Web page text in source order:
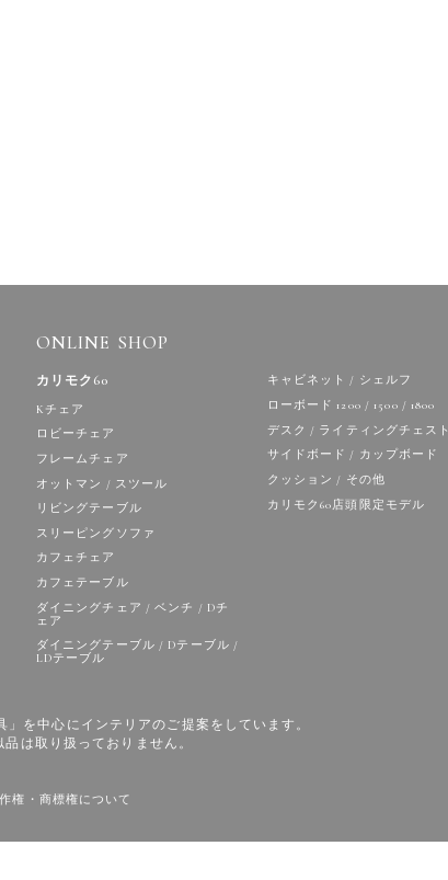
ONLINE SHOP
カリモク60
Kチェア
ロビーチェア
フレームチェア
オットマン / スツール
リビングテーブル
スリーピングソファ
カフェチェア
カフェテーブル
ダイニングチェア / ベンチ / Dチ
ェア
ダイニングテーブル / Dテーブル /
LDテーブル
キャビネット / シェルフ
ローボード 1200 / 1500 / 1800
デスク / ライティングチェスト
サイドボード / カップボード
クッション / その他
カリモク60店頭限定モデル
を中心にインテリアのご提案をしています。
は取り扱っておりません。
権・商標権について